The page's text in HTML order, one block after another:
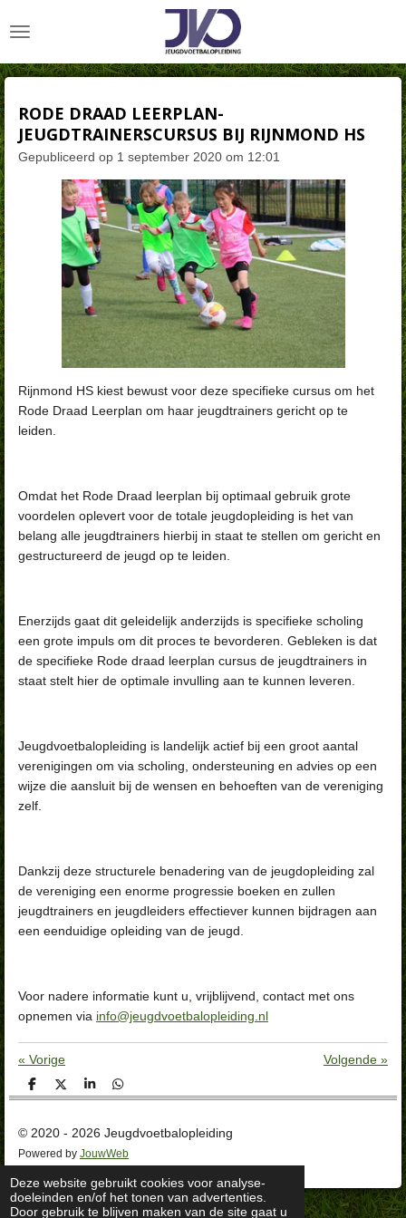
Deze website gebruikt cookies voor analyse-
doeleinden en/of het tonen van advertenties.
Door gebruik te blijven maken van de site gaat u
direct
de
RODE DRAAD LEERPLAN-
JEUGDTRAINERSCURSUS BIJ RIJNMOND HS
Gepubliceerd op 1 september 2020 om 12:01
Rijnmond HS kiest bewust voor deze specifieke cursus om het
Rode Draad Leerplan om haar jeugdtrainers gericht op te
leiden.
Omdat het Rode Draad leerplan bij optimaal gebruik grote
voordelen oplevert voor de totale jeugdopleiding is het van
belang alle jeugdtrainers hierbij in staat te stellen om gericht en
gestructureerd de jeugd op te leiden.
Enerzijds gaat dit geleidelijk anderzijds is specifieke scholing
een grote impuls om dit proces te bevorderen. Gebleken is dat
de specifieke Rode draad leerplan cursus de jeugdtrainers in
staat stelt hier de optimale invulling aan te kunnen leveren.
Jeugdvoetbalopleiding is landelijk actief bij een groot aantal
verenigingen om via scholing, ondersteuning en advies op een
wijze die aansluit bij de wensen en behoeften van de vereniging
zelf.
Dankzij deze structurele benadering van de jeugdopleiding zal
de vereniging een enorme progressie boeken en zullen
jeugdtrainers en jeugdleiders effectiever kunnen bijdragen aan
een eenduidige opleiding van de jeugd.
Voor nadere informatie kunt u, vrijblijvend, contact met ons
opnemen via info@jeugdvoetbalopleiding.nl
« Vorige Volgende »
D
e
e
n
D
e
S
h
r
e
D
e
n
© 2020 - 2026 Jeugdvoetbalopleiding
Powered by JouwWeb